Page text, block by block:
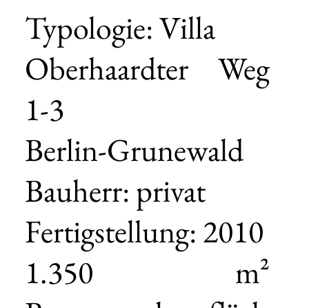
Typologie: Villa
Oberhaardter Weg
1-3
Berlin-Grunewald
Bauherr: privat
Fertigstellung: 2010
1.350 m²